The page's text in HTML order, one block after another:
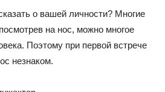
о вашей личности? Многие
на нос, можно многое
Поэтому при первой встрече
незнаком.